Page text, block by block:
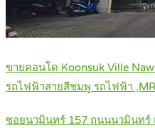
ขายคอนโด Koonsuk Ville
รถไฟฟ้าสายสีชมพู รถไฟฟ้า
ซอยนวมินทร์ 157 ถนนนวมินทร์